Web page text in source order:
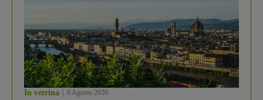
In vetrina 6 Agosto 2026